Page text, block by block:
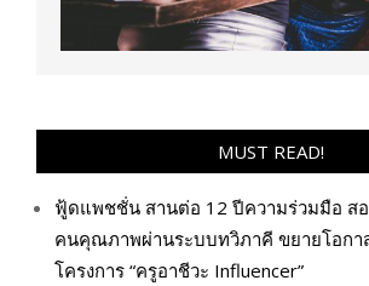
MUST READ!
ฟู้ดแพชชั่น สานต่อ 12 ปีความร่วมมือ สอ
คนคุณภาพผ่านระบบทวิภาคี ขยายโอกา
โครงการ “ครูอาชีวะ Influencer”